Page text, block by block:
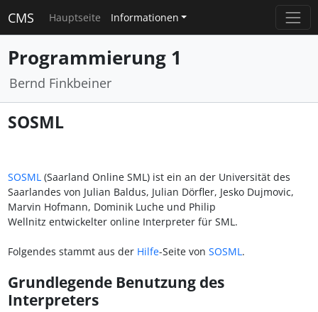
CMS Hauptseite Informationen
Programmierung 1
Bernd Finkbeiner
SOSML
SOSML(Saarland Online SML) ist ein an der Universität des
Saarlandes von Julian Baldus, Julian Dörfler, Jesko Dujmovic,
Marvin Hofmann, Dominik Luche und Philip
Wellnitz entwickelter online Interpreter für SML.
Folgendes stammt aus der Hilfe-Seite von SOSML.
Grundlegende Benutzung des
Interpreters